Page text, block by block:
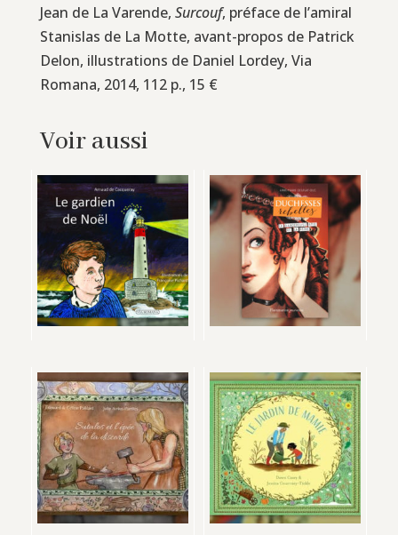
Jean de La Varende, Surcouf, préface de l’amiral
Stanislas de La Motte, avant-propos de Patrick
Delon, illustrations de Daniel Lordey, Via
Romana, 2014, 112 p., 15 €
Voir aussi